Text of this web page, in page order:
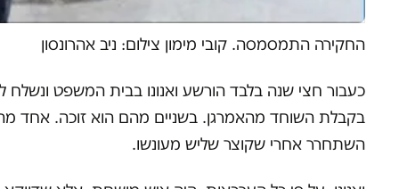
החקירה התמסמסה. קובי מימון צילום: ניב אהרונסון
השתחרר אחרי שקוצר שליש מעונשו.